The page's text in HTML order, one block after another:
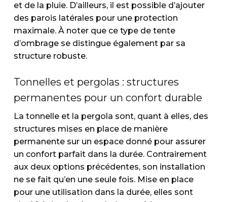
et de la pluie. D’ailleurs, il est possible d’ajouter
des parois latérales pour une protection
maximale. À noter que ce type de tente
d’ombrage se distingue également par sa
structure robuste.
Tonnelles et pergolas : structures
permanentes pour un confort durable
La tonnelle et la pergola sont, quant à elles, des
structures mises en place de manière
permanente sur un espace donné pour assurer
un confort parfait dans la durée. Contrairement
aux deux options précédentes, son installation
ne se fait qu’en une seule fois. Mise en place
pour une utilisation dans la durée, elles sont